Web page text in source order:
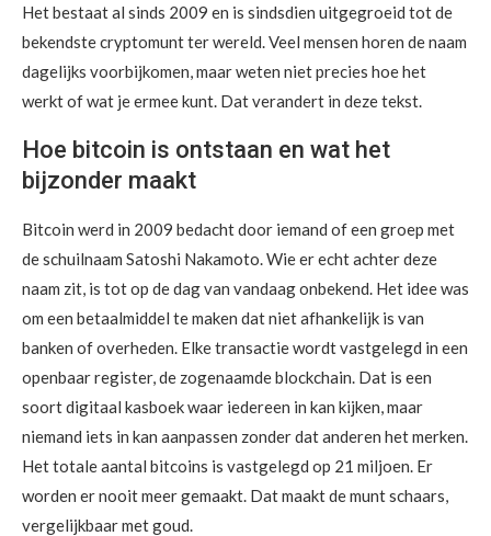
Het bestaat al sinds 2009 en is sindsdien uitgegroeid tot de
bekendste cryptomunt ter wereld. Veel mensen horen de naam
dagelijks voorbijkomen, maar weten niet precies hoe het
werkt of wat je ermee kunt. Dat verandert in deze tekst.
Hoe bitcoin is ontstaan en wat het
bijzonder maakt
Bitcoin werd in 2009 bedacht door iemand of een groep met
de schuilnaam Satoshi Nakamoto. Wie er echt achter deze
naam zit, is tot op de dag van vandaag onbekend. Het idee was
om een betaalmiddel te maken dat niet afhankelijk is van
banken of overheden. Elke transactie wordt vastgelegd in een
openbaar register, de zogenaamde blockchain. Dat is een
soort digitaal kasboek waar iedereen in kan kijken, maar
niemand iets in kan aanpassen zonder dat anderen het merken.
Het totale aantal bitcoins is vastgelegd op 21 miljoen. Er
worden er nooit meer gemaakt. Dat maakt de munt schaars,
vergelijkbaar met goud.